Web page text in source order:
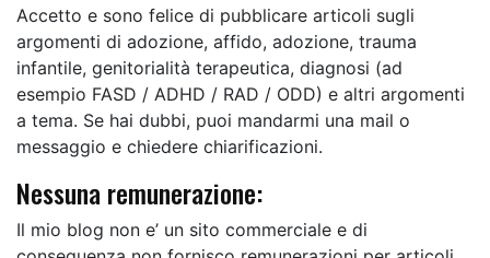
Accetto e sono felice di pubblicare articoli sugli
argomenti di adozione, affido, adozione, trauma
infantile, genitorialità terapeutica, diagnosi (ad
esempio FASD / ADHD / RAD / ODD) e altri argomenti
a tema. Se hai dubbi, puoi mandarmi una mail o
messaggio e chiedere chiarificazioni.
Nessuna remunerazione:
Il mio blog non e’ un sito commerciale e di